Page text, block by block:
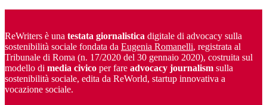
ReWriters è una testata giornalistica digitale di advocacy sulla
sostenibilità sociale fondata da Eugenia Romanelli, registrata al
Tribunale di Roma (n. 17/2020 del 30 gennaio 2020), costruita sul
modello di media civico per fare advocacy journalism sulla
sostenibilità sociale, edita da ReWorld, startup innovativa a
vocazione sociale.